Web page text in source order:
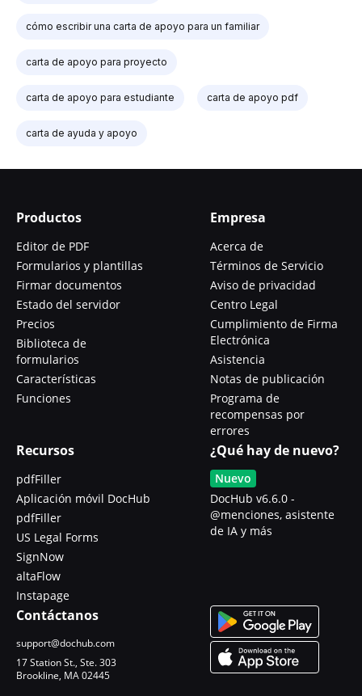
cómo escribir una carta de apoyo para un familiar
carta de apoyo para proyecto
carta de apoyo para estudiante carta de apoyo pdf
carta de ayuda y apoyo
Productos
Editor de PDF
Formularios y plantillas
Firmar documentos
Estado del servidor
Precios
Biblioteca de
formularios
Características
Funciones
Empresa
Acerca de
Términos de Servicio
Aviso de privacidad
Centro Legal
Cumplimiento de Firma
Electrónica
Asistencia
Notas de publicación
Programa de
recompensas por
errores
Recursos
pdfFiller
Aplicación móvil DocHub
pdfFiller
US Legal Forms
SignNow
altaFlow
Instapage
¿Qué hay de nuevo?
Nuevo
DocHub v6.6.0 -
@menciones, asistente
de IA y más
Contáctanos
support@dochub.com
17 Station St., Ste. 303
Brookline, MA 02445